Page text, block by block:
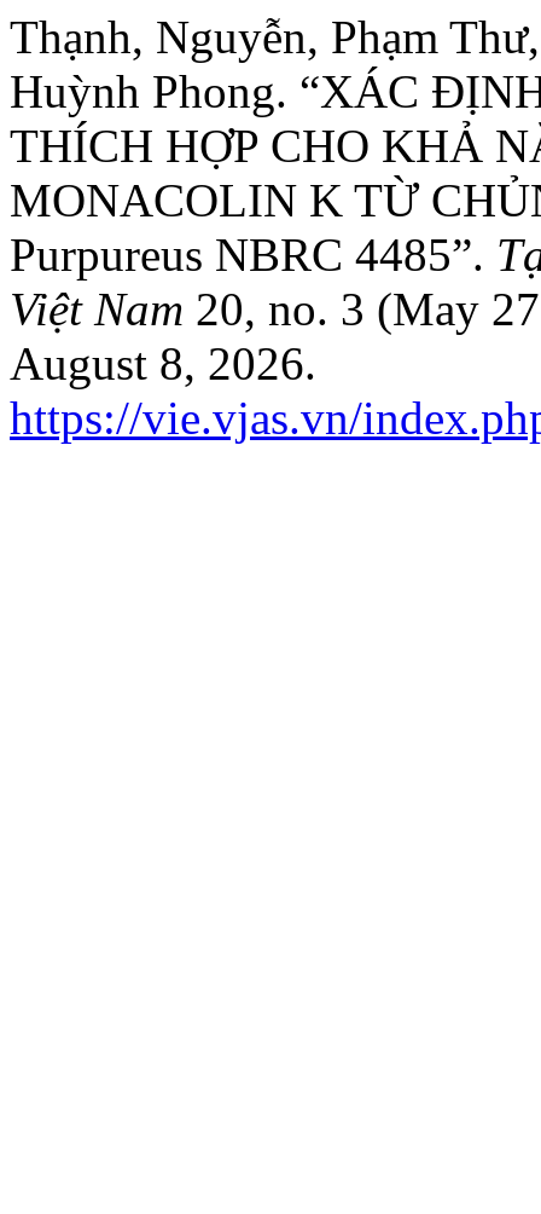
Thạnh, Nguyễn, Phạm
Huỳnh Phong. “XÁC
THÍCH HỢP CHO KHẢ
MONACOLIN K TỪ
Purpureus NBRC 4485”.
Việt Nam 20, no. 3 (May
August 8, 2026.
https://vie.vjas.vn/